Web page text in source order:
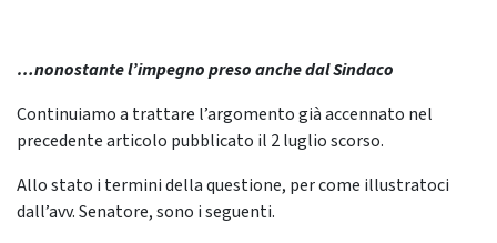
…nonostante l’impegno preso anche dal Sindaco
Continuiamo a trattare l’argomento già accennato nel
precedente articolo pubblicato il 2 luglio scorso.
Allo stato i termini della questione, per come illustratoci
dall’avv. Senatore, sono i seguenti.